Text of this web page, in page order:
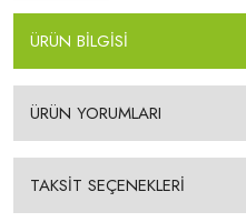
ÜRÜN BİLGİSİ
ÜRÜN YORUMLARI
TAKSİT SEÇENEKLERİ